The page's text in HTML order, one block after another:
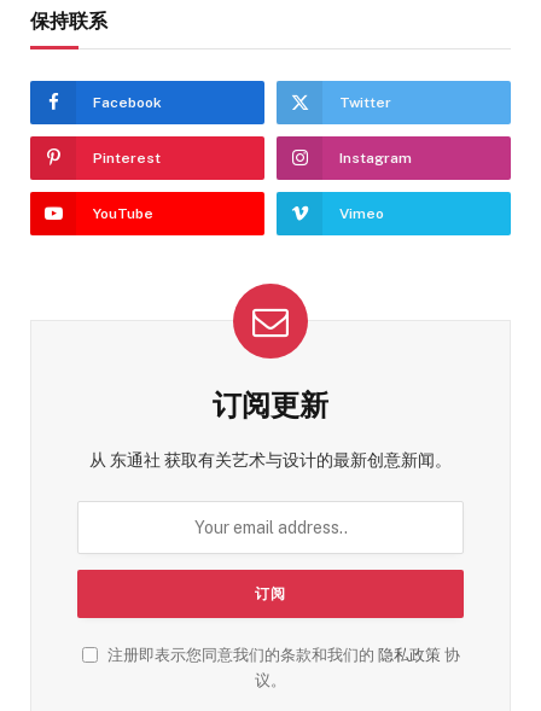
保持联系
Facebook Twitter
Pinterest Instagram
YouTube Vimeo
订阅更新
从 东通社 获取有关艺术与设计的最新创意新闻。
注册即表示您同意我们的条款和我们的 隐私政策协
议。